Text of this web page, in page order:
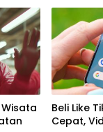
Beli Like
Cepat,